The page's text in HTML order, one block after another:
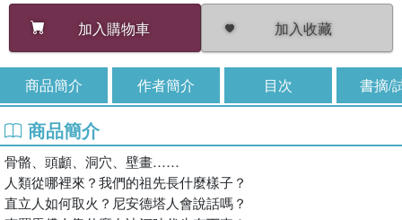
加入購物車
加入收藏
商品簡介 作者簡介 目次 書摘/
商品簡介
骨骼、頭顱、洞穴、壁畫……
人類從哪裡來？我們的祖先長什麼樣子？
直立人如何取火？尼安德塔人會說話嗎？